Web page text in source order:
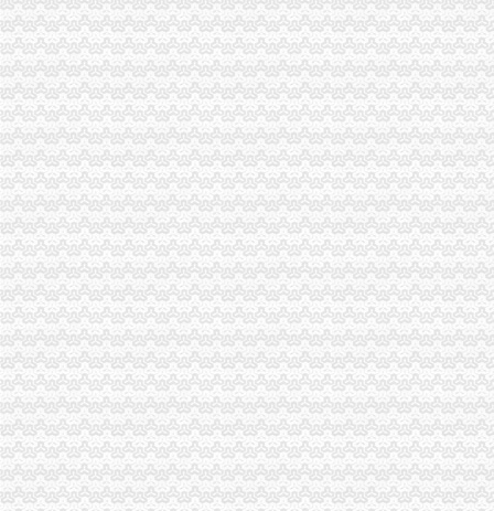
江北局代办一般纳税人大力查处商业贿赂取得实效
奉节局一般纳税人认定标准兴隆工商所查处一起夸大宣饲料添加案
国家工商总局一般纳税人公司注册钟攸平副局长来渝检查工作
梁平局创新监管模式着力维护“四个安全”一般纳税人怎么交税
全市一般纳税人怎么交税工商部门2006年春季学校及周边专项综合理取得阶段
总局一般纳税人公司条件钟攸平副局长到大足局视察工作
江北局怎么注册一般纳税人五项举措确保节日食品安全
北碚局一般纳税人公司条件结合年检逐步完善个体信用信息数据平台
酉局开展“走近三农”代办一般纳税人深化“一会两站”组织建设活动
綦江局代办一般纳税人推行全员岗位AB角工作制
忠县工商局“五个把握”一般纳税人公司条件深入开展商业贿赂专项理
璧山局一般纳税人认定标准商标专用权保护取得成效
高新区局代办一般纳税人采取四项措施加基层工商所规范化建设
高新园分局化“五、一”代办一般纳税人食品市场监管
九龙坡局怎么注册一般纳税人五到位狠抓企业年检工作
永川局关于年检改革的一般纳税人公司条件一些讨
市举行“2006中国重庆保护知识产权宣周暨成果展”一般纳税人认定标准启动仪式
大足局六大举措化“五一”代办一般纳税人旅游市场监管
市一般纳税人认定标准局召开机关员大会
市消委提醒在港澳消费选择贴有诚信标志的一般纳税人公司条件商户
大渡口局严把"四关"加节日市一般纳税人公司注册场监管
璧山局四项措施认真贯彻全市代办一般纳税人工商系统依法行政工作会议精